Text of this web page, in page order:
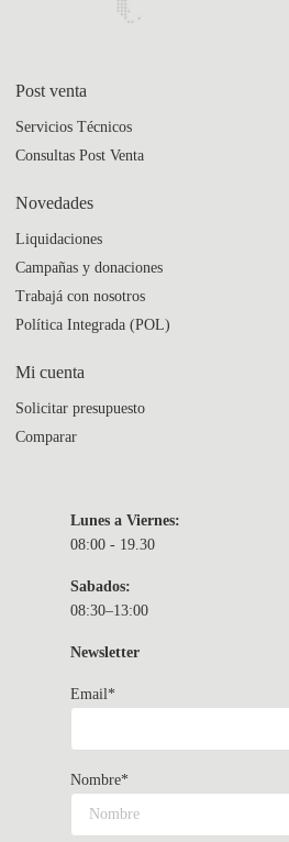
Post venta
Servicios Técnicos
Consultas Post Venta
Novedades
Liquidaciones
Campañas y donaciones
Trabajá con nosotros
Política Integrada (POL)
Mi cuenta
Solicitar presupuesto
Comparar
Lunes a Viernes:
08:00 - 19.30
Sabados:
08:30–13:00
Newsletter
Email*
Nombre*